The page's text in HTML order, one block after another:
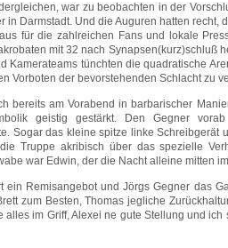
war zu beobachten in der
in Darmstadt. Und die Auguren hatten
für die zahlreichen Fans und lokale
mit 32 nach
Kamerateams tünchten die quadratische
Vorboten der bevorstehenden Schlacht zu
bereits am Vorabendin barbarischer
geistig gestärkt. Den Gegner
Sogar das kleine spitze linke
Truppe akribisch über das spezielle
war Edwin, der die Nacht alleine mitten
ein Remisangebot und Jörgs Gegner das
zum Besten, Thomas jegliche
im Griff, Alexei ne gute Stellung und